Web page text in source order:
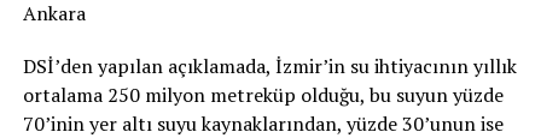
Ankara
DSİ’den yapılan açıklamada, İzmir’in su ihtiyacının yıllık
ortalama 250 milyon metreküp olduğu, bu suyun yüzde
70’inin yer altı suyu kaynaklarından, yüzde 30’unun ise